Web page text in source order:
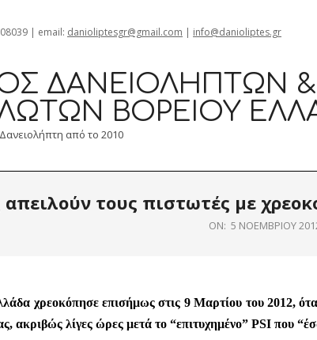
| email: danioliptesgr@gmail.com | info@danioliptes.gr
ΔΑΝΕΙΟΛΗΠΤΏΝ
ΒΟΡΕΊΟΥ
από το 2010
απειλούν τους πιστωτές με
ON: 5 ΝΟΕΜΒΡΊΟΥ
χρεοκόπησε επισήμως στις 9 Μαρτίου του 2012,
ακριβώς λίγες ώρες μετά το “επιτυχημένο” PSI που